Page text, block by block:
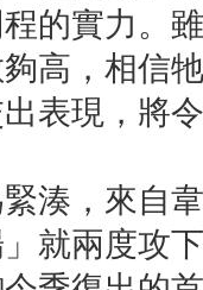
的實力。
高，相信
表現，將
湊，來自
就兩度攻